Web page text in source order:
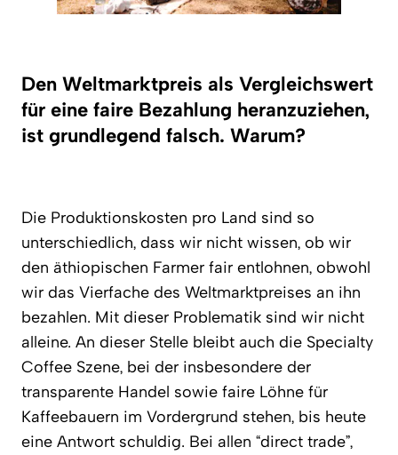
Den Weltmarktpreis als Vergleichswert
für eine faire Bezahlung heranzuziehen,
ist grundlegend falsch. Warum?
Die Produktionskosten pro Land sind so
unterschiedlich, dass wir nicht wissen, ob wir
den äthiopischen Farmer fair entlohnen, obwohl
wir das Vierfache des Weltmarktpreises an ihn
bezahlen. Mit dieser Problematik sind wir nicht
alleine. An dieser Stelle bleibt auch die Specialty
Coffee Szene, bei der insbesondere der
transparente Handel sowie faire Löhne für
Kaffeebauern im Vordergrund stehen, bis heute
eine Antwort schuldig. Bei allen “direct trade”,